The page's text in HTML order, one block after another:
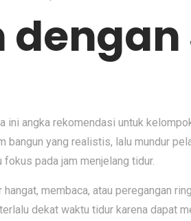
ini angka rekomendasi untuk
yang realistis, lalu mundur
pada jam menjelang tidur.
membaca, atau peregangan
dekat waktu tidur karena dapat